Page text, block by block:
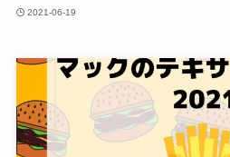
2021-06-19